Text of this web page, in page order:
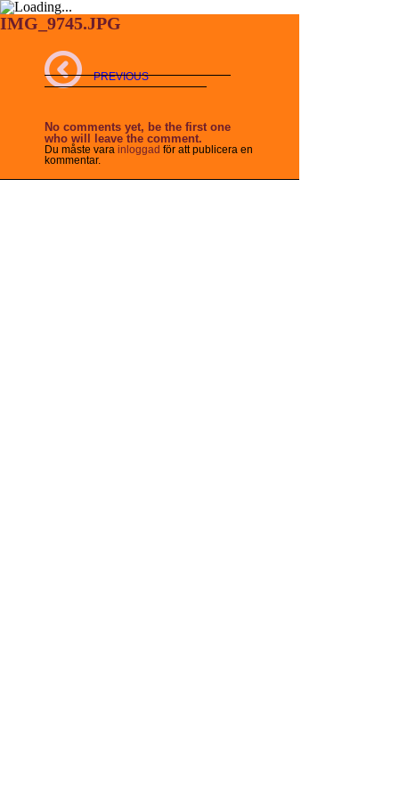
IMG_9745.JPG
PREVIOUS
No comments yet, be the first one
who will leave the comment.
Du måste vara inloggad för att publicera en
kommentar.